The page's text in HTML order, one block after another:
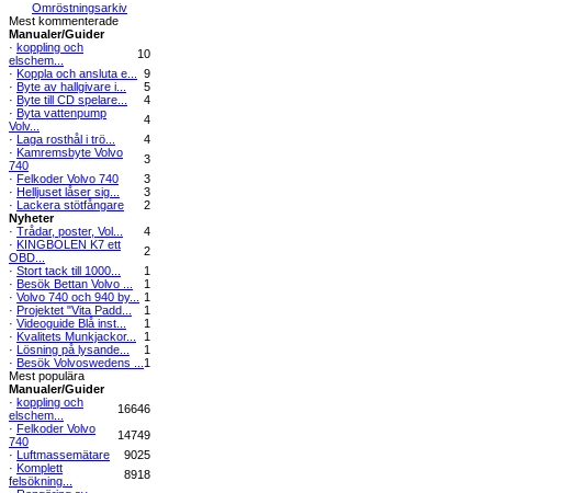
Omröstningsarkiv
Mest kommenterade
Manualer/Guider
· koppling och
elschem...
10
· Koppla och ansluta e...
9
· Byte av hallgivare i...
5
· Byte till CD spelare...
4
· Byta vattenpump
Volv...
4
· Laga rosthål i trö...
4
· Kamremsbyte Volvo
740
3
· Felkoder Volvo 740
3
· Helljuset låser sig...
3
· Lackera stötfångare
2
Nyheter
· Trådar, poster, Vol...
4
· KINGBOLEN K7 ett
OBD...
2
· Stort tack till 1000...
1
· Besök Bettan Volvo ...
1
· Volvo 740 och 940 by...
1
· Projektet "Vita Padd...
1
· Videoguide Blå inst...
1
· Kvalitets Munkjackor...
1
· Lösning på lysande...
1
· Besök Volvoswedens ... 1
Mest populära
Manualer/Guider
· koppling och
elschem...
16646
· Felkoder Volvo
740
14749
· Luftmassemätare
9025
· Komplett
felsökning...
8918